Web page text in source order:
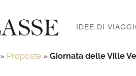
IDEE DI
» Proposte » Giornata delle Ville